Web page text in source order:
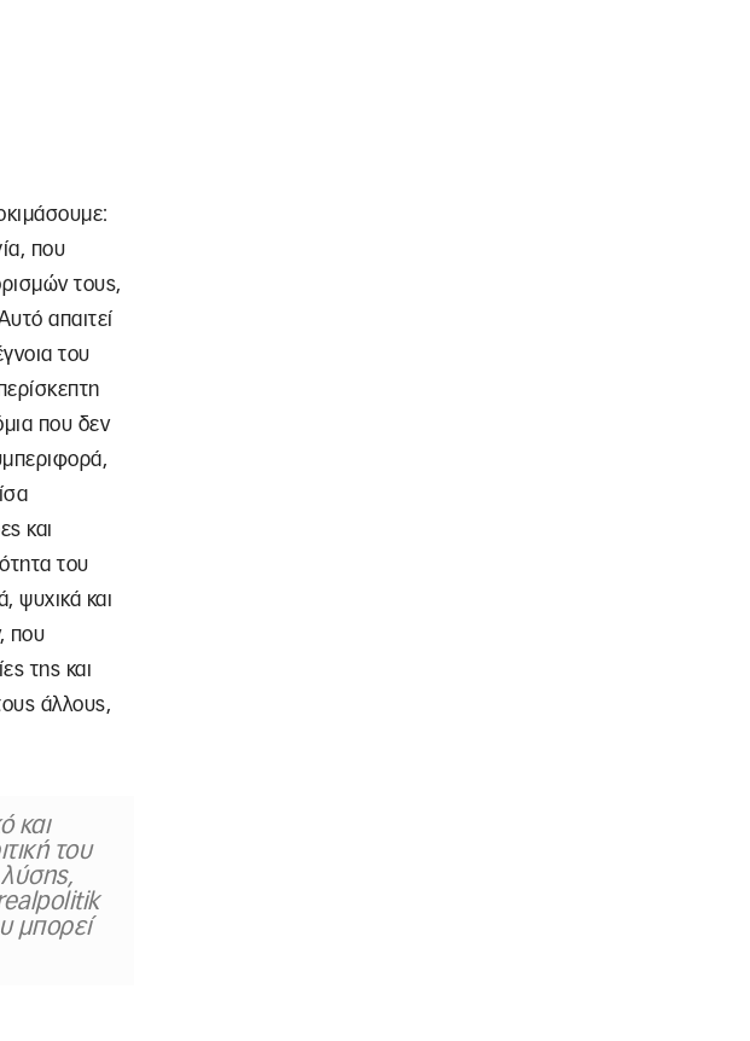
που
τους,
απαιτεί
του
που δεν
και
του
ψυχικά και
που
της και
άλλους,
και
του
λύσης,
μπορεί